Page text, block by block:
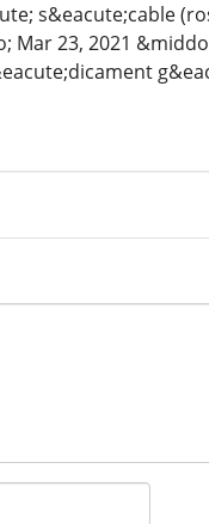
s&eacute;cable
Mar 23, 2021